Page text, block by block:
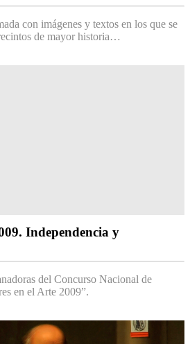
con imágenes y textos en los que se
de mayor historia…
Independencia y
del Concurso Nacional de
en el Arte 2009”.